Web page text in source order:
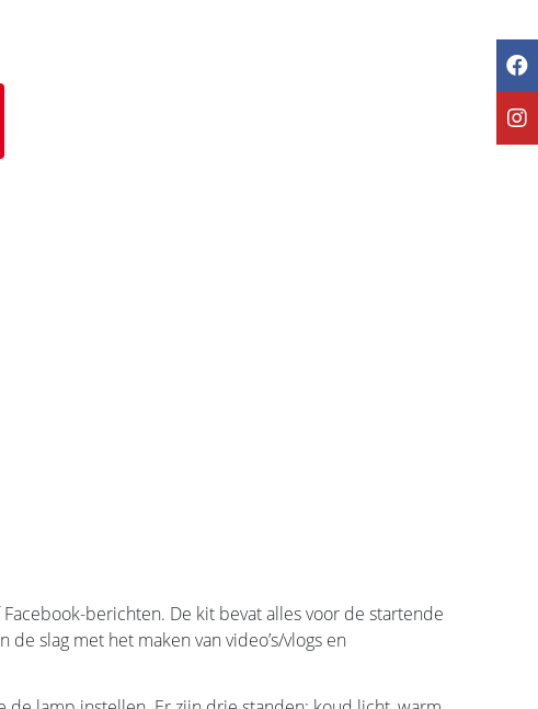
berichten. De kit bevat alles voor de startende
slag met het maken van video’s/vlogs en